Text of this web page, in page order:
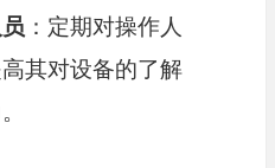
：定期对操作人
其对设备的了解